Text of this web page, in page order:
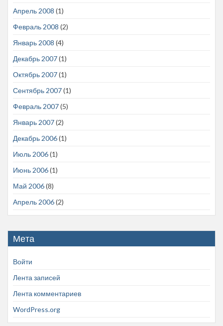
Апрель 2008 (1)
Февраль 2008 (2)
Январь 2008 (4)
Декабрь 2007(1)
Октябрь 2007(1)
Сентябрь 2007(1)
Февраль 2007(5)
Январь 2007(2)
Декабрь 2006(1)
Июль 2006(1)
Июнь 2006(1)
Май 2006(8)
Апрель 2006(2)
Мета
Войти
Лента записей
Лента комментариев
WordPress.org